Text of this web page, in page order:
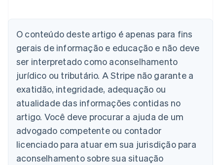
O conteúdo deste artigo é apenas para fins
gerais de informação e educação e não deve
ser interpretado como aconselhamento
jurídico ou tributário. A Stripe não garante a
exatidão, integridade, adequação ou
atualidade das informações contidas no
artigo. Você deve procurar a ajuda de um
advogado competente ou contador
licenciado para atuar em sua jurisdição para
aconselhamento sobre sua situação
Austrália
Áustria
DeutschEnglish
Bélgica
English
Brasil
PortuguêsEnglish
Bulgária
English
Canadá
English Français
China continental
简体中文 English